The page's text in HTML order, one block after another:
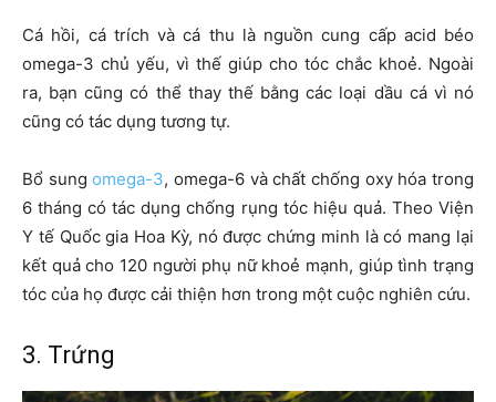
Cá hồi, cá trích và cá thu là nguồn cung cấp acid béo
omega-3 chủ yếu, vì thế giúp cho tóc chắc khoẻ. Ngoài
ra, bạn cũng có thể thay thế bằng các loại dầu cá vì nó
cũng có tác dụng tương tự.
Bổ sungomega-3, omega-6 và chất chống oxy hóa trong
6 tháng có tác dụng chống rụng tóc hiệu quả. Theo Viện
Y tế Quốc gia Hoa Kỳ, nó được chứng minh là có mang lại
kết quả cho 120 người phụ nữ khoẻ mạnh, giúp tình trạng
tóc của họ được cải thiện hơn trong một cuộc nghiên cứu.
3. Trứng